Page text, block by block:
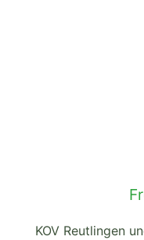
KOV Reutlingen